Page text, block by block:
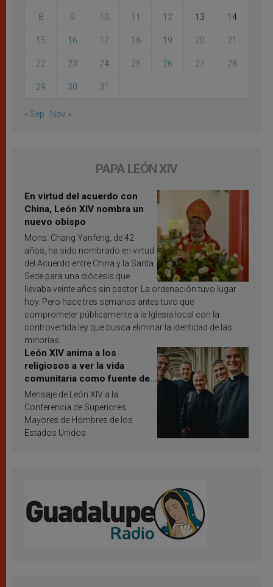
8 9 10 11 12 13 14
15 16 17 18 19 20 21
22 23 24 25 26 27 28
29 30 31
« Sep Nov »
PAPA LEÓN XIV
En virtud del acuerdo con
China, León XIV nombra un
nuevo obispo
Mons. Chang Yanfeng, de 42
años, ha sido nombrado en virtud
del Acuerdo entre China y la Santa
Sede para una diócesis que
llevaba veinte años sin pastor. La ordenación tuvo lugar
hoy. Pero hace tres semanas antes tuvo que
comprometer públicamente a la Iglesia local con la
controvertida ley que busca eliminar la identidad de las
minorías.
León XIV anima a los
religiosos a ver la vida
comunitaria como fuente de
inspiración y santificación
Mensaje de León XIV a la
Conferencia de Superiores
Mayores de Hombres de los
Estados Unidos